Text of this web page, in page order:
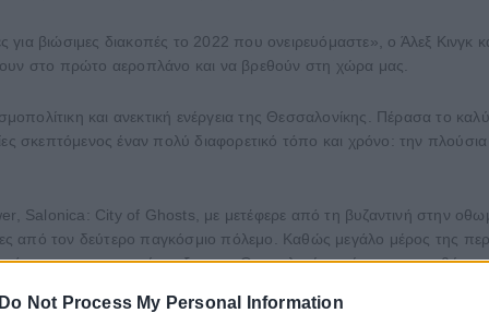
Do Not Process My Personal Information
για βιώσιμες διακοπές το 2022 που ονειρευόμαστε», ο Άλεξ
στο πρώτο αεροπλάνο και να βρεθούν στη χώρα μας.
και ανεκτική ενέργεια της Θεσσαλονίκης. Πέρασα το
σκεπτόμενος έναν πολύ διαφορετικό τόπο και χρόνο: την
Salonica: City of Ghosts, με μετέφερε από τη βυζαντινή στην
από τον δεύτερο παγκόσμιο πόλεμο. Καθώς μεγάλο μέρος της
και της συνύπαρξης της Θεσσαλονίκης είναι μια
χρόνια.